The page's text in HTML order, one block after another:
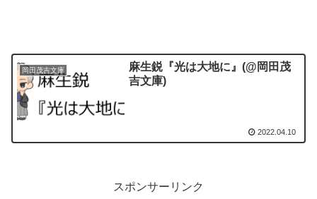
岡田茂吉文庫
麻生鋭『光は大地に』(@岡田茂
吉文庫)
2022.04.10
スポンサーリンク